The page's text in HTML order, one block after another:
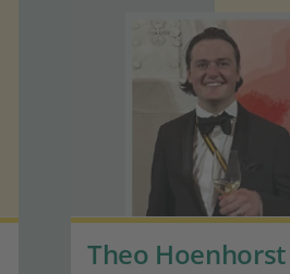
Theo Hoenhorst